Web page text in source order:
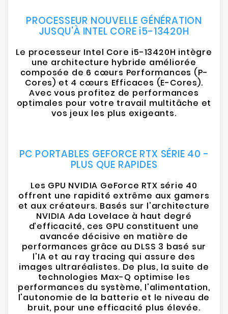
PROCESSEUR NOUVELLE GÉNÉRATION
JUSQU'À INTEL CORE i5-13420H
Le processeur Intel Core i5-13420H intègre
une architecture hybride améliorée
composée de 6 cœurs Performances (P-
Cores) et 4 cœurs Efficaces (E-Cores).
Avec vous profitez de performances
optimales pour votre travail multitâche et
vos jeux les plus exigeants.
PC PORTABLES GEFORCE RTX SÉRIE 40 -
PLUS QUE RAPIDES
Les GPU NVIDIA GeForce RTX série 40
offrent une rapidité extrême aux gamers
et aux créateurs. Basés sur l'architecture
NVIDIA Ada Lovelace à haut degré
d’efficacité, ces GPU constituent une
avancée décisive en matière de
performances grâce au DLSS 3 basé sur
l'IA et au ray tracing qui assure des
images ultraréalistes. De plus, la suite de
technologies Max-Q optimise les
performances du système, l'alimentation,
l'autonomie de la batterie et le niveau de
bruit, pour une efficacité plus élevée.